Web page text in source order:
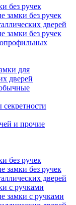
без ручек
замки без ручек
дверей
замки без ручек
для
дверей
и прочие
без ручек
замки без ручек
дверей
с ручками
замки с ручками